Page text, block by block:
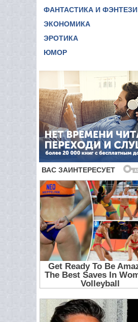
ФАНТАСТИКА И ФЭНТЕЗИ
ЭКОНОМИКА
ЭРОТИКА
ЮМОР